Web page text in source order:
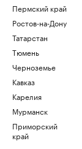
Пермский край
Ростов-на-Дону
Татарстан
Тюмень
Черноземье
Кавказ
Карелия
Мурманск
Приморский
край